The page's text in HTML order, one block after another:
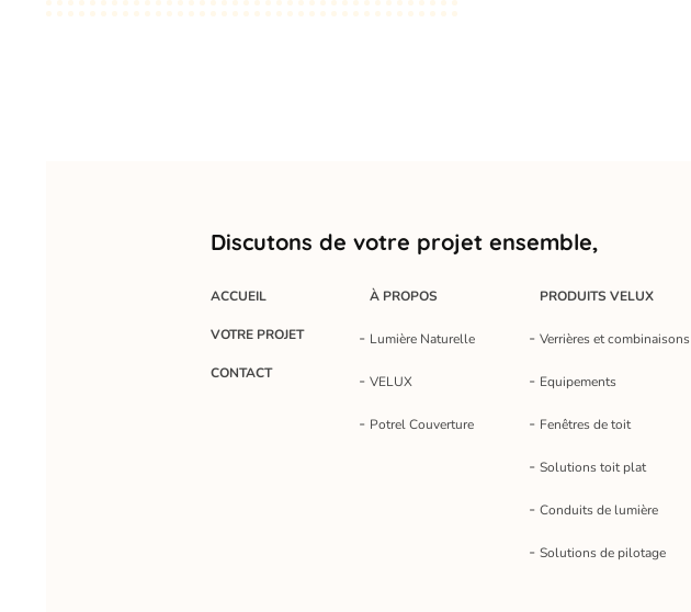
Discutons de votre projet ensemble,
ACCUEIL
VOTRE PROJET
CONTACT
À PROPOS
Lumière Naturelle
VELUX
Potrel Couverture
PRODUITS VELUX
Verrières et combinaisons
Equipements
Fenêtres de toit
Solutions toit plat
Conduits de lumière
Solutions de pilotage